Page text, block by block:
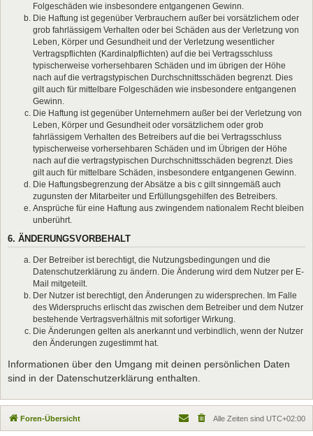
Folgeschäden wie insbesondere entgangenen Gewinn.
Die Haftung ist gegenüber Verbrauchern außer bei vorsätzlichem oder
grob fahrlässigem Verhalten oder bei Schäden aus der Verletzung von
Leben, Körper und Gesundheit und der Verletzung wesentlicher
Vertragspflichten (Kardinalpflichten) auf die bei Vertragsschluss
typischerweise vorhersehbaren Schäden und im übrigen der Höhe
nach auf die vertragstypischen Durchschnittsschäden begrenzt. Dies
gilt auch für mittelbare Folgeschäden wie insbesondere entgangenen
Gewinn.
Die Haftung ist gegenüber Unternehmern außer bei der Verletzung von
Leben, Körper und Gesundheit oder vorsätzlichem oder grob
fahrlässigem Verhalten des Betreibers auf die bei Vertragsschluss
typischerweise vorhersehbaren Schäden und im Übrigen der Höhe
nach auf die vertragstypischen Durchschnittsschäden begrenzt. Dies
gilt auch für mittelbare Schäden, insbesondere entgangenen Gewinn.
Die Haftungsbegrenzung der Absätze a bis c gilt sinngemäß auch
zugunsten der Mitarbeiter und Erfüllungsgehilfen des Betreibers.
Ansprüche für eine Haftung aus zwingendem nationalem Recht bleiben
unberührt.
6. ÄNDERUNGSVORBEHALT
Der Betreiber ist berechtigt, die Nutzungsbedingungen und die
Datenschutzerklärung zu ändern. Die Änderung wird dem Nutzer per E-
Mail mitgeteilt.
Der Nutzer ist berechtigt, den Änderungen zu widersprechen. Im Falle
des Widerspruchs erlischt das zwischen dem Betreiber und dem Nutzer
bestehende Vertragsverhältnis mit sofortiger Wirkung.
Die Änderungen gelten als anerkannt und verbindlich, wenn der Nutzer
den Änderungen zugestimmt hat.
Informationen über den Umgang mit deinen persönlichen Daten
sind in der Datenschutzerklärung enthalten.
Foren-Übersicht Alle Zeiten sind UTC+02:00